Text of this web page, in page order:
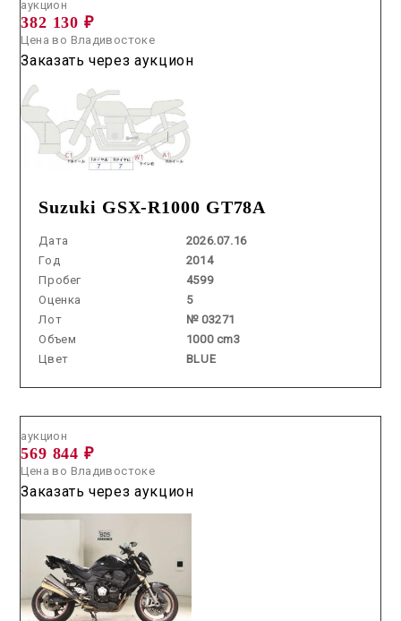
Suzuki GSX-R1000 GT78A
Дата
2026.07.16
Год
2014
Пробег
4599
Оценка
5
Лот
№ 03271
Объем
1000 cm3
Цвет
BLUE
аукцион
382 130 ₽
Цена во Владивостоке
Заказать через аукцион
аукцион
569 844 ₽
Цена во Владивостоке
Заказать через аукцион